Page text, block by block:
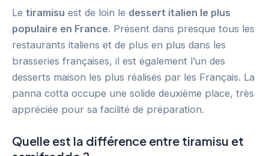
Le tiramisu est de loin le dessert italien le plus
populaire en France. Présent dans presque tous les
restaurants italiens et de plus en plus dans les
brasseries françaises, il est également l’un des
desserts maison les plus réalisés par les Français. La
panna cotta occupe une solide deuxième place, très
appréciée pour sa facilité de préparation.
Quelle est la différence entre tiramisu et